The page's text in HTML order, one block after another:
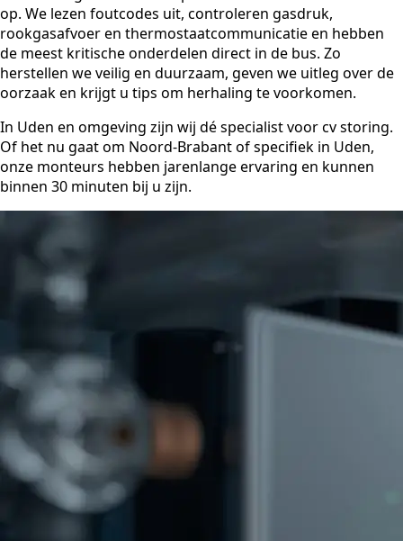
op. We lezen foutcodes uit, controleren gasdruk,
rookgasafvoer en thermostaatcommunicatie en hebben
de meest kritische onderdelen direct in de bus. Zo
herstellen we veilig en duurzaam, geven we uitleg over de
oorzaak en krijgt u tips om herhaling te voorkomen.
In Uden en omgeving zijn wij dé specialist voor cv storing.
Of het nu gaat om Noord-Brabant of specifiek in Uden,
onze monteurs hebben jarenlange ervaring en kunnen
binnen 30 minuten bij u zijn.